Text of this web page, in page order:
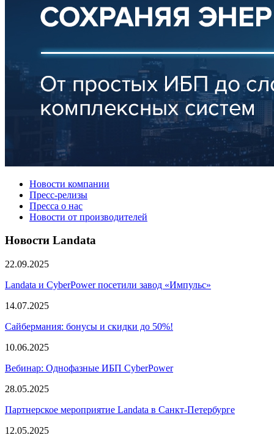
Новости компании
Пресс-релизы
Пресса о нас
Новости от производителей
Новости Landata
22.09.2025
Landata и CyberPower посетили завод «Импульс»
14.07.2025
Сайбермания: бонусы и скидки до 50%!
10.06.2025
Вебинар: Однофазные ИБП CyberPower
28.05.2025
Партнерское мероприятие Landata в Санкт-Петербурге
12.05.2025